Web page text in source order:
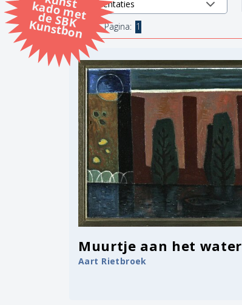
k
d
K2 items. Pagina: 1
Muurtje aan het water
Aart Rietbroek